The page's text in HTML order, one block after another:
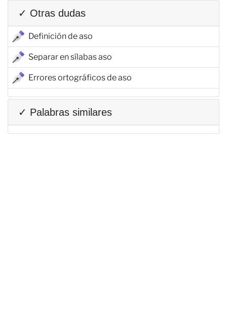
✓ Otras dudas
Definición de aso
Separar en sílabas aso
Errores ortográficos de aso
✓ Palabras similares